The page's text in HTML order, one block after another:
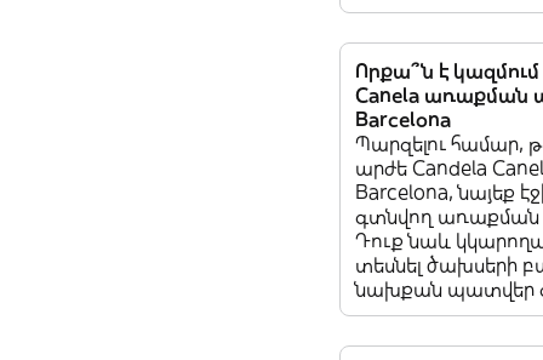
Որքա՞ն է կազմում
Canela առաքման
Barcelona
Պարզելու համար,
արժե Candela
Barcelona, նայեք
գտնվող առաքման
Դուք նաև
տեսնել ծախսերի
նախքան պատվեր